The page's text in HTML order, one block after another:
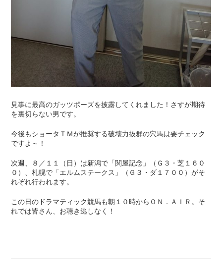
見事に最高のガッツポーズを披露してくれました！さすが期待
を裏切らない男です。
今後もショータＴＭが推奨する破壊力抜群の穴馬は要チェック
ですよ～！
次週、８／１１（日）は新潟で「関屋記念」（Ｇ３・芝１６０
０）、札幌で「エルムステークス」（Ｇ３・ダ１７００）がそ
れぞれ行われます。
この日のドラマティック競馬も朝１０時からＯＮ．ＡＩＲ。そ
れでは皆さん、お聴き逃しなく！